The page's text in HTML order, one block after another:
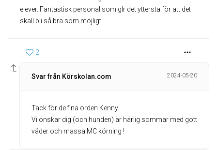
elever. Fantastisk personal som glr det yttersta för att det
skall bli så bra som möjligt
2
Svar från Körskolan.com 2024-05-20
Tack för de fina orden Kenny.
Vi önskar dig (och hunden) är härlig sommar med gott
väder och massa MC körning !